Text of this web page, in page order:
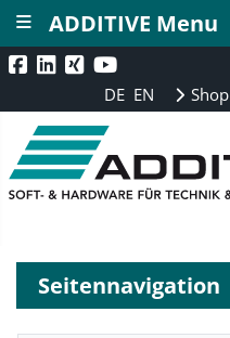
DE EN Shop
Seitennavigation
ADDITIVE Menu
≡